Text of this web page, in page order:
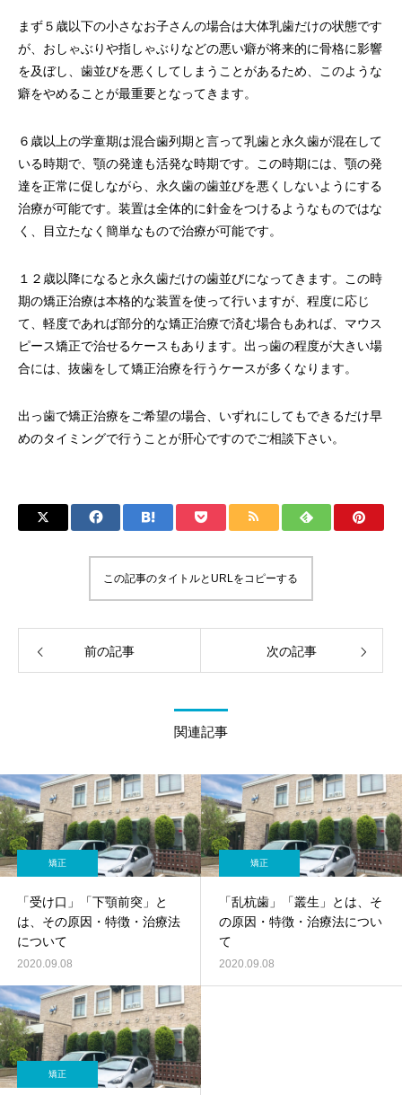
まず５歳以下の小さなお子さんの場合は大体乳歯だけの状態です
が、おしゃぶりや指しゃぶりなどの悪い癖が将来的に骨格に影響
を及ぼし、歯並びを悪くしてしまうことがあるため、このような
癖をやめることが最重要となってきます。
６歳以上の学童期は混合歯列期と言って乳歯と永久歯が混在して
いる時期で、顎の発達も活発な時期です。この時期には、顎の発
達を正常に促しながら、永久歯の歯並びを悪くしないようにする
治療が可能です。装置は全体的に針金をつけるようなものではな
く、目立たなく簡単なもので治療が可能です。
１２歳以降になると永久歯だけの歯並びになってきます。この時
期の矯正治療は本格的な装置を使って行いますが、程度に応じ
て、軽度であれば部分的な矯正治療で済む場合もあれば、マウス
ピース矯正で治せるケースもあります。出っ歯の程度が大きい場
合には、抜歯をして矯正治療を行うケースが多くなります。
出っ歯で矯正治療をご希望の場合、いずれにしてもできるだけ早
めのタイミングで行うことが肝心ですのでご相談下さい。
この記事のタイトルとURLをコピーする
前の記事 次の記事
関連記事
矯正
「受け口」「下顎前突」と
は、その原因・特徴・治療法
について
2020.09.08
矯正
「乱杭歯」「叢生」とは、そ
の原因・特徴・治療法につい
て
2020.09.08
矯正